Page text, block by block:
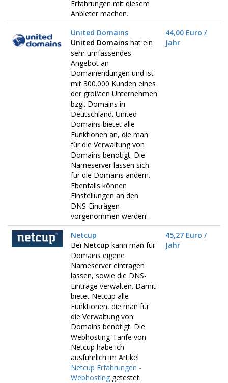
Erfahrungen mit diesem
Anbieter machen.
United Domains
United Domains hat ein
sehr umfassendes
Angebot an
Domainendungen und ist
mit 300.000 Kunden eines
der größten Unternehmen
bzgl. Domains in
Deutschland. United
Domains bietet alle
Funktionen an, die man
für die Verwaltung von
Domains benötigt. Die
Nameserver lassen sich
für die Domains ändern.
Ebenfalls können
Einstellungen an den
DNS-Einträgen
vorgenommen werden.
44,00 Euro /
Jahr
Netcup
Bei Netcup kann man für
Domains eigene
Nameserver eintragen
lassen, sowie die DNS-
Einträge verwalten. Damit
bietet Netcup alle
Funktionen, die man für
die Verwaltung von
Domains benötigt. Die
Webhosting-Tarife von
Netcup habe ich
ausführlich im Artikel
Netcup Erfahrungen -
Webhosting getestet.
45,27 Euro /
Jahr